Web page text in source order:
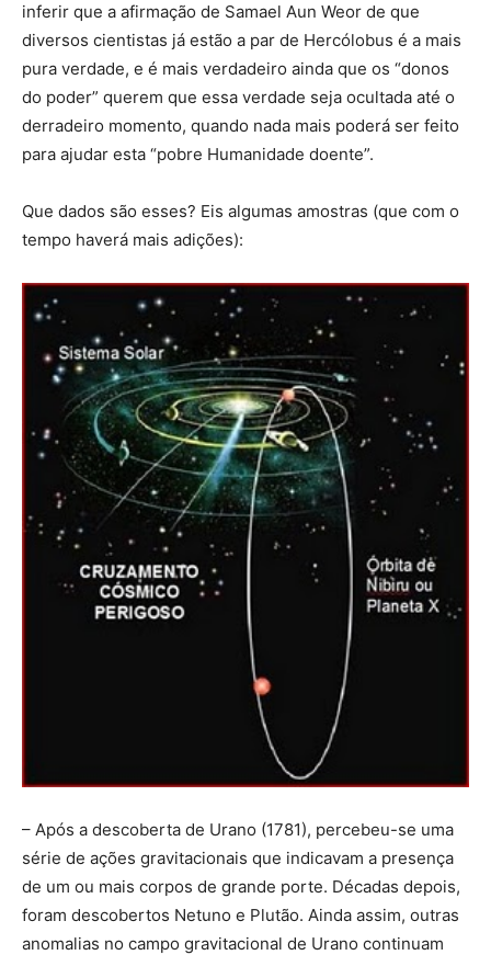
inferir que a afirmação de Samael Aun Weor de que
diversos cientistas já estão a par de Hercólobus é a mais
pura verdade, e é mais verdadeiro ainda que os “donos
do poder” querem que essa verdade seja ocultada até o
derradeiro momento, quando nada mais poderá ser feito
para ajudar esta “pobre Humanidade doente”.
Que dados são esses? Eis algumas amostras (que com o
tempo haverá mais adições):
– Após a descoberta de Urano (1781), percebeu-se uma
série de ações gravitacionais que indicavam a presença
de um ou mais corpos de grande porte. Décadas depois,
foram descobertos Netuno e Plutão. Ainda assim, outras
anomalias no campo gravitacional de Urano continuam